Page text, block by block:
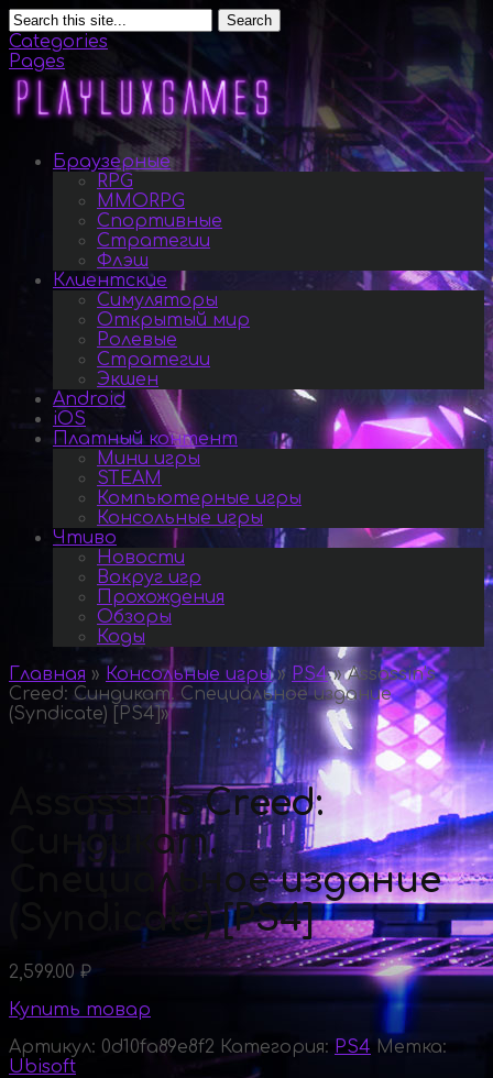
Search
Categories
Pages
Браузерные
RPG
MMORPG
Спортивные
Стратегии
Флэш
Клиентские
Симуляторы
Открытый мир
Ролевые
Стратегии
Экшен
Android
iOS
Платный контент
Мини игры
STEAM
Компьютерные игры
Консольные игры
Чтиво
Новости
Вокруг игр
Прохождения
Обзоры
Коды
Главная » Консольные игры » PS4 »Assassin’s
Creed: Синдикат. Специальное издание
(Syndicate) [PS4]»
Assassin’s Creed:
Синдикат.
Специальное издание
(Syndicate) [PS4]
2,599.00 ₽
Купить товар
Артикул: 0d10fa89e8f2 Категория: PS4 Метка:
Ubisoft